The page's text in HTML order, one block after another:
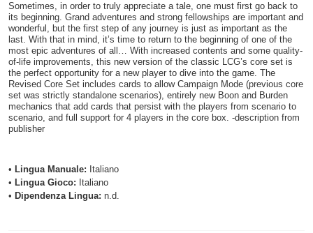
Sometimes, in order to truly appreciate a tale, one must first go back to
its beginning. Grand adventures and strong fellowships are important and
wonderful, but the first step of any journey is just as important as the
last. With that in mind, it’s time to return to the beginning of one of the
most epic adventures of all… With increased contents and some quality-
of-life improvements, this new version of the classic LCG’s core set is
the perfect opportunity for a new player to dive into the game. The
Revised Core Set includes cards to allow Campaign Mode (previous core
set was strictly standalone scenarios), entirely new Boon and Burden
mechanics that add cards that persist with the players from scenario to
scenario, and full support for 4 players in the core box. -description from
publisher
• Lingua Manuale: Italiano
• Lingua Gioco: Italiano
• Dipendenza Lingua: n.d.